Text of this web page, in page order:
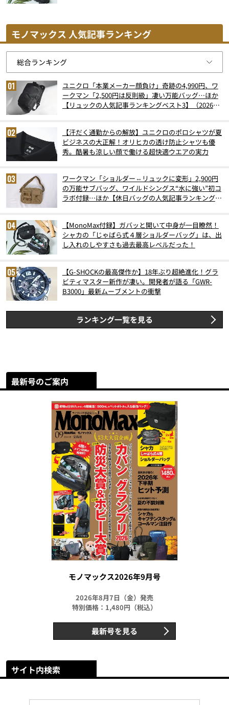
モノマックス 人気記事ランキング
ユニクロ「本業メーカー顔負け」奇跡の4,990円、ワ
ークマン「2,500円は反則級」凄い万能バッグ…ほか
【リュックの人気記事ランキングベスト3】（2026年
【汗だく通勤からの解放】ユニクロのポロシャツが夏
ビジネスの大正解！オリヒカの透け防止シャツも優
秀。酷暑も涼しい顔で働ける超快適ウエアの実力
ワークマン「ショルダー⇔リュックに変形」2,900円
の万能サブバッグ、ワイルドシングス“水に強い”初コ
ラボ付録…ほか【休日バッグの人気記事ランキングベ
【MonoMax付録】ガバッと開いて中身が一目瞭然！
シャカの「じゃばら式４層ショルダーバッグ」は、出
し入れのしやすさも過去最高レベルだった！
【G-SHOCKの最高傑作か】18年ぶり超絶進化！グラ
ビティマスター新作が凄い。開発者が語る「GWR-
B3000」最新ムーブメントの衝撃
ランキング一覧を見る
最新号のご案内
モノマックス2026年9月号
2026年8月7日（金）発売
特別価格：1,480円（税込）
最新号を見る
サイト内検索